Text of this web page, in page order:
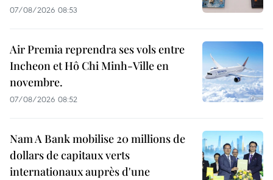
07/08/2026 08:53
Air Premia reprendra ses vols entre
Incheon et Hô Chi Minh-Ville en
novembre.
07/08/2026 08:52
Nam A Bank mobilise 20 millions de
dollars de capitaux verts
internationaux auprès d'une